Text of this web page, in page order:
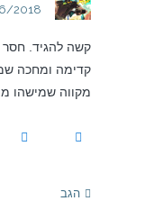
/ 06:19
קשה להגיד. חסר
קדימה ומחכה
מקווה שמישהו
הגב